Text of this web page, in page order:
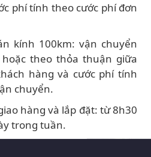
phí tính theo cước phí đơn
kính 100km: vận chuyển
theo thỏa thuận giữa
hàng và cước phí tính
chuyển.
hàng và lắp đặt: từ 8h30
trong tuần.